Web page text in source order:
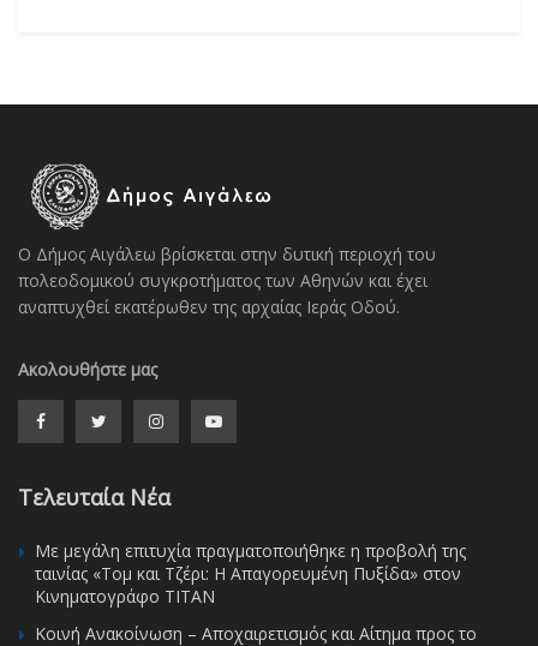
Ο Δήμος Αιγάλεω βρίσκεται στην δυτική περιοχή του
πολεοδομικού συγκροτήματος των Αθηνών και έχει
αναπτυχθεί εκατέρωθεν της αρχαίας Ιεράς Οδού.
Ακολουθήστε μας
Τελευταία Νέα
Με μεγάλη επιτυχία πραγματοποιήθηκε η προβολή της
ταινίας «Τομ και Τζέρι: Η Απαγορευμένη Πυξίδα» στον
Κινηματογράφο ΤΙΤΑΝ
Κοινή Ανακοίνωση – Αποχαιρετισμός και Αίτημα προς το